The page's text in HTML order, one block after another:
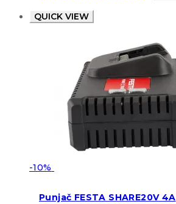
QUICK VIEW
-10%
Punjač FESTA SHARE20V 4A